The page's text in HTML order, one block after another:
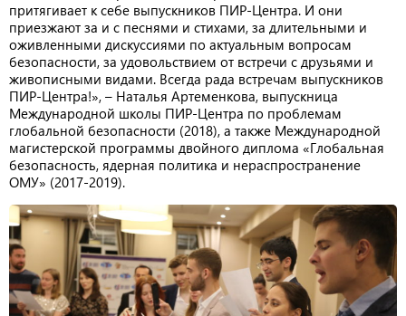
притягивает к себе выпускников ПИР-Центра. И они
приезжают за и с песнями и стихами, за длительными и
оживленными дискуссиями по актуальным вопросам
безопасности, за удовольствием от встречи с друзьями и
живописными видами. Всегда рада встречам выпускников
ПИР-Центра!», – Наталья Артеменкова, выпускница
Международной школы ПИР-Центра по проблемам
глобальной безопасности (2018), а также Международной
магистерской программы двойного диплома «Глобальная
безопасность, ядерная политика и нераспространение
ОМУ» (2017-2019).